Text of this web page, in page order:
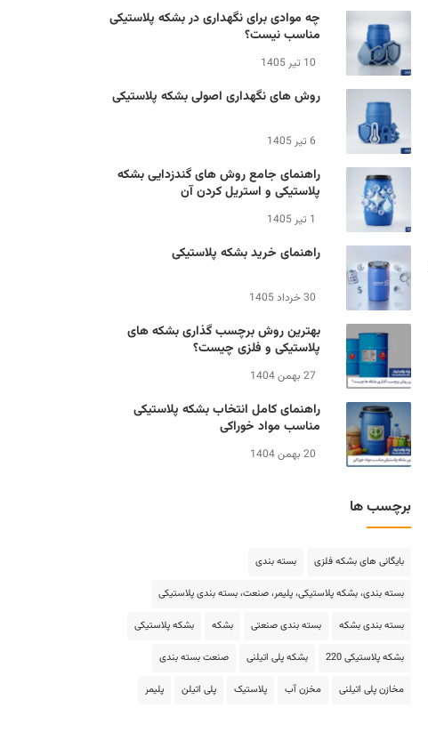
چه موادی برای نگهداری در بشکه پلاستیکی
مناسب نیست؟
10 تیر 1405
روش های نگهداری اصولی بشکه پلاستیکی
6 تیر 1405
راهنمای جامع روش های گندزدایی بشکه
پلاستیکی و استریل کردن آن
1 تیر 1405
راهنمای خرید بشکه پلاستیکی
30 خرداد 1405
بهترین روش برچسب گذاری بشکه های
پلاستیکی و فلزی چیست؟
27 بهمن 1404
راهنمای کامل انتخاب بشکه پلاستیکی
مناسب مواد خوراکی
20 بهمن 1404
برچسب ها
بایگانی های بشکه فلزی بسته بندی
بسته بندی، بشکه پلاستیکی، پلیمر، صنعت، بسته بندی پلاستیکی
بسته بندی بشکه بسته بندی صنعتی بشکه بشکه پلاستیکی
بشکه پلاستیکی 220 بشکه پلی اتیلنی صنعت بسته بندی
مخازن پلی اتیلنی مخزن آب پلاستیک پلی اتیلن پلیمر